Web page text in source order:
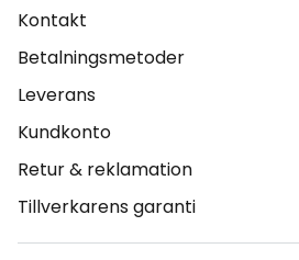
Kontakt
Betalningsmetoder
Leverans
Kundkonto
Retur & reklamation
Tillverkarens garanti